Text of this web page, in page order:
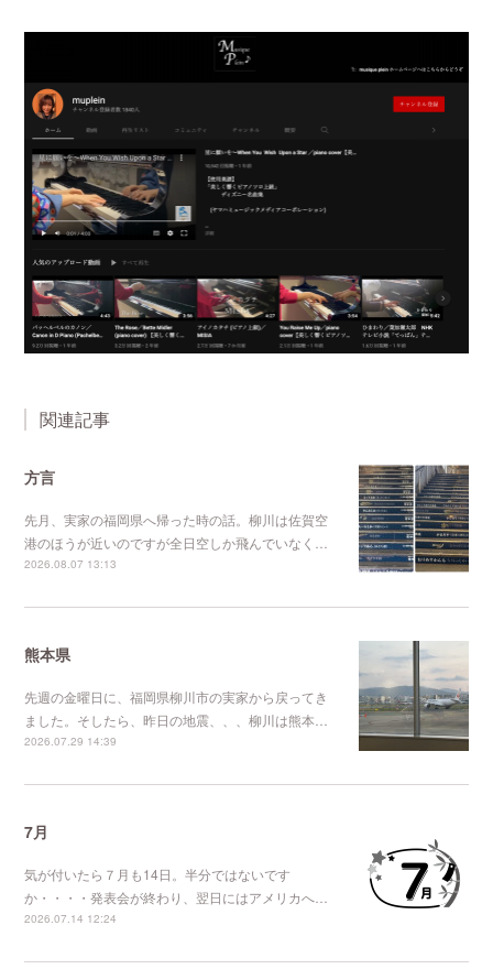
関連記事
方言
先月、実家の福岡県へ帰った時の話。柳川は佐賀空
港のほうが近いのですが全日空しか飛んでいなく…
2026.08.07 13:13
熊本県
先週の金曜日に、福岡県柳川市の実家から戻ってき
ました。そしたら、昨日の地震、、、柳川は熊本…
2026.07.29 14:39
7月
気が付いたら７月も14日。半分ではないです
か・・・・発表会が終わり、翌日にはアメリカへ…
2026.07.14 12:24